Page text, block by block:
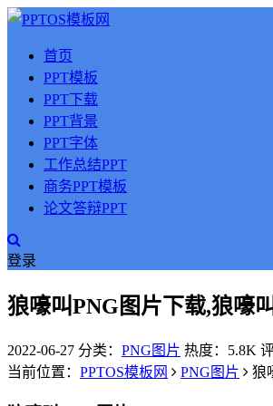
首页
PPT模板
PPT下载
PPT背景
PPT字体
工作总结PPT
商务PPT模板
论文答辩PPT
登录
狼嚎叫PNG图片下载,狼嚎
2022-06-27 分类： PNG图片 热度：5.8K
当前位置： PPTOS模板网 PNG图片 狼